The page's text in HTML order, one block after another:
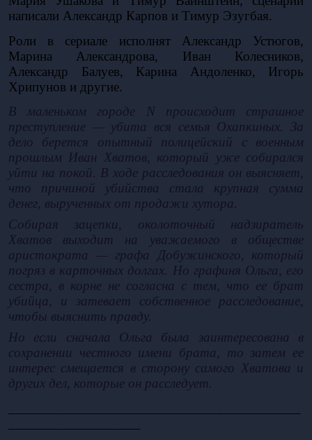
написали Александр Карпов и Тимур Эзугбая.
Роли в сериале исполнят Александр Устюгов,
Марина Александрова, Иван Колесников,
Александр Балуев, Карина Андоленко, Игорь
Хрипунов и другие.
В маленьком городе N происходит страшное
преступление — убита вся семья Охапкиных. За
дело берется опытный полицейский с военным
прошлым Иван Хватов, который уже собирался
уйти на покой. В ходе расследования он выясняет,
что причиной убийства стала крупная сумма
денег, вырученных от продажи хутора.
Собирая зацепки, околоточный надзиратель
Хватов выходит на уважаемого в обществе
аристократа — графа Добужинского, который
погряз в карточных долгах. Но графиня Ольга, его
сестра, в корне не согласна с тем, что ее брат
убийца, и затевает собственное расследование,
чтобы выяснить правду.
Но если сначала Ольга была заинтересована в
сохранении честного имени брата, то затем ее
интерес смещается в сторону самого Хватова и
других дел, которые он расследует.